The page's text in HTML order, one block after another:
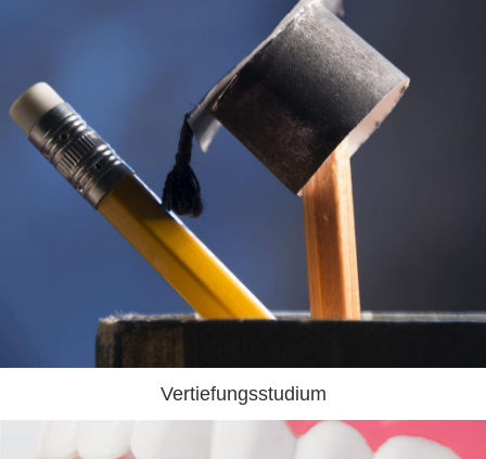
Vertiefungsstudium